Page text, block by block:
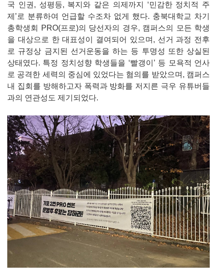
국 인권, 성평등, 복지와 같은 의제까지 ‘민감한 정치적 주
제’로 분류하여 언급할 수조차 없게 했다. 충북대학교 차기
총학생회 PRO(프로)의 당선자의 경우, 캠퍼스의 모든 학생
을 대상으로 한 대표성이 결여되어 있으며, 선거 과정 전후
로 규정상 금지된 선거운동을 하는 등 투명성 또한 상실된
상태였다. 특정 정치성향 학생들을 ‘빨갱이’ 등 모욕적 언사
로 공격한 세력의 중심에 있었다는 혐의를 받았으며, 캠퍼스
내 집회를 방해하고자 폭력과 방화를 저지른 극우 유튜버들
과의 연관성도 제기되었다.